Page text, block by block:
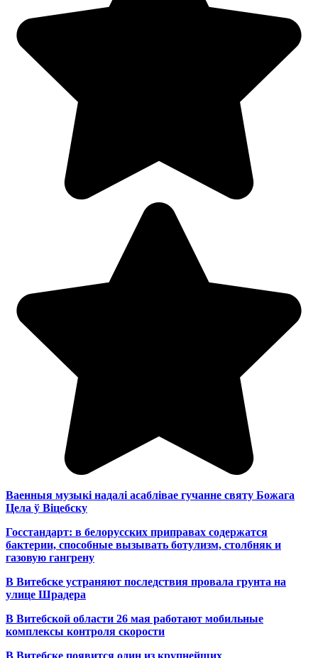
Ваенныя музыкі надалі асаблівае гучанне святу Божага
Цела ў Віцебску
Госстандарт: в белорусских приправах содержатся
бактерии, способные вызывать ботулизм, столбняк и
газовую гангрену
В Витебске устраняют последствия провала грунта на
улице Шрадера
В Витебской области 26 мая работают мобильные
комплексы контроля скорости
В Витебске появится один из крупнейших